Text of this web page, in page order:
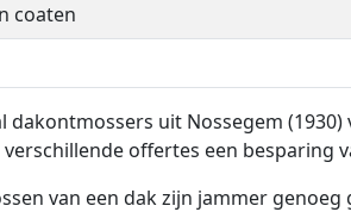
coaten
dakontmossers uit Nossegem
offertes een besparing
van een dak zijn jammer